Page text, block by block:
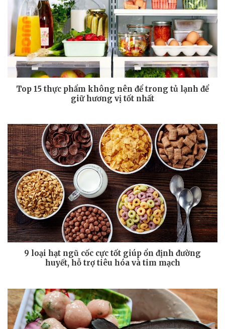
Top 15 thực phẩm không nên để trong tủ lạnh để
giữ hương vị tốt nhất
9 loại hạt ngũ cốc cực tốt giúp ổn định đường
huyết, hỗ trợ tiêu hóa và tim mạch